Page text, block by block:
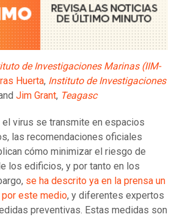
de Investigaciones Marinas (IIM-
Huerta, Instituto de Investigaciones
Jim Grant, Teagasc
virus se transmite en espacios
las recomendaciones oficiales
cómo minimizar el riesgo de
los edificios, y por tanto en los
se ha descrito ya en la prensa un
este medio, y diferentes expertos
preventivas. Estas medidas son